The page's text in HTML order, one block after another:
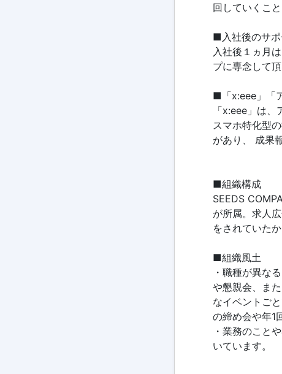
回していくこ
■入社後のサポ
入社後１ヵ月
プに専念して頂
■「x:eee」「
「x:eee」は
スマホ特化型
があり、 成果
■組織構成
SEEDS
が所属。求人
をされていた
■組織風土
・職種が異な
や懇親会、ま
なイベントご
の締め会や年1
・業務のこと
いています。